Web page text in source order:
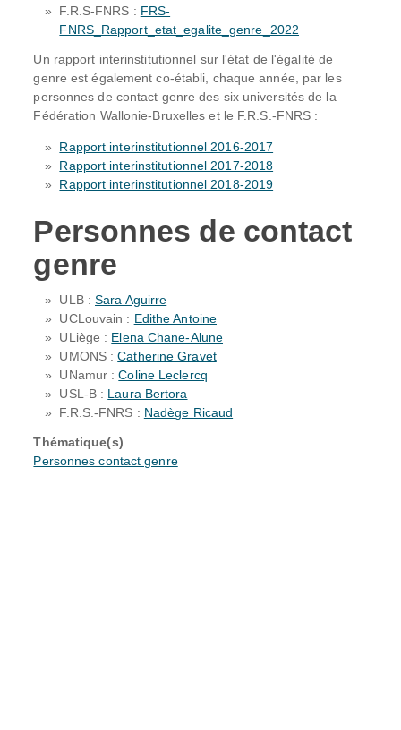
F.R.S-FNRS : FRS-
FNRS_Rapport_etat_egalite_genre_2022
Un rapport interinstitutionnel sur l'état de l'égalité de
genre est également co-établi, chaque année, par les
personnes de contact genre des six universités de la
Fédération Wallonie-Bruxelles et le F.R.S.-FNRS :
Rapport interinstitutionnel 2016-2017
Rapport interinstitutionnel 2017-2018
Rapport interinstitutionnel 2018-2019
Personnes de contact
genre
ULB :Sara Aguirre
UCLouvain : Edithe Antoine
ULiège : Elena Chane-Alune
UMONS :Catherine Gravet
UNamur :Coline Leclercq
USL-B : Laura Bertora
F.R.S.-FNRS : Nadège Ricaud
Thématique(s)
Personnes contact genre